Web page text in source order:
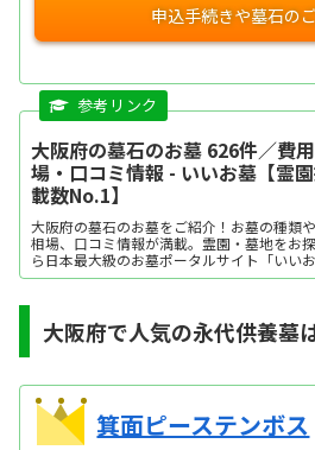
大阪府の墓石のお墓 626件／費
場・口コミ情報 - いいお墓【霊
載数No.1】
大阪府の墓石のお墓をご紹介！お墓の種類
相場、口コミ情報が満載。霊園・墓地をお
ら日本最大級のお墓ポータルサイト「いい
にお任せください。資料請求・見学予約・
大阪府で人気の永代供養墓
箕面ピーステンボス